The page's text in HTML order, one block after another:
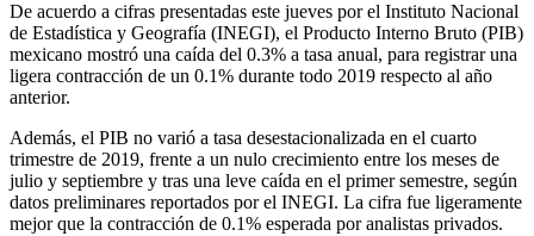
De acuerdo a cifras presentadas este jueves por el Instituto Nacional
de Estadística y Geografía (INEGI), el Producto Interno Bruto (PIB)
mexicano mostró una caída del 0.3% a tasa anual, para registrar una
ligera contracción de un 0.1% durante todo 2019 respecto al año
anterior.
Además, el PIB no varió a tasa desestacionalizada en el cuarto
trimestre de 2019, frente a un nulo crecimiento entre los meses de
julio y septiembre y tras una leve caída en el primer semestre, según
datos preliminares reportados por el INEGI. La cifra fue ligeramente
mejor que la contracción de 0.1% esperada por analistas privados.